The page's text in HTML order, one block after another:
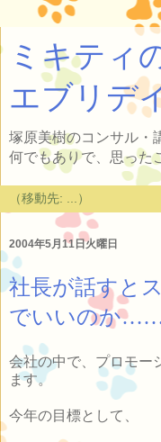
ミキティ
エブリデ
塚原美樹のコンサル・
何でもありで、思った
2004年5月11日火曜日
社長が話すと
でいいのか
会社の中で、プロモー
ます。
今年の目標として、